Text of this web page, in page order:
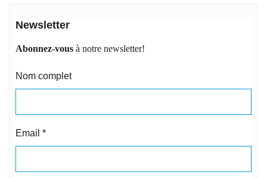
Newsletter
Abonnez-vous à notre newsletter!
Nom complet
Email *